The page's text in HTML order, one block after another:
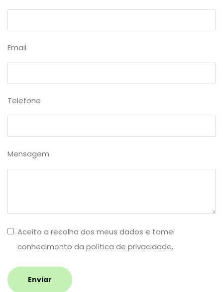
Email
Telefone
Mensagem
Aceito a recolha dos meus dados e tomei
conhecimento da política de privacidade.
Enviar